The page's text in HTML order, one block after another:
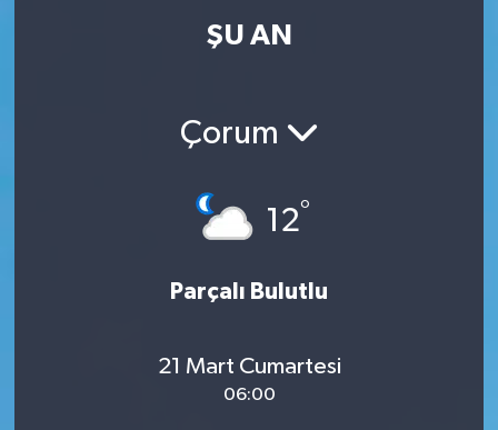
ŞU AN
Çorum
12°
Parçalı Bulutlu
21 Mart Cumartesi
06:00